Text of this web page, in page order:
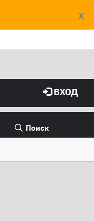
X
ВХОД
Поиск